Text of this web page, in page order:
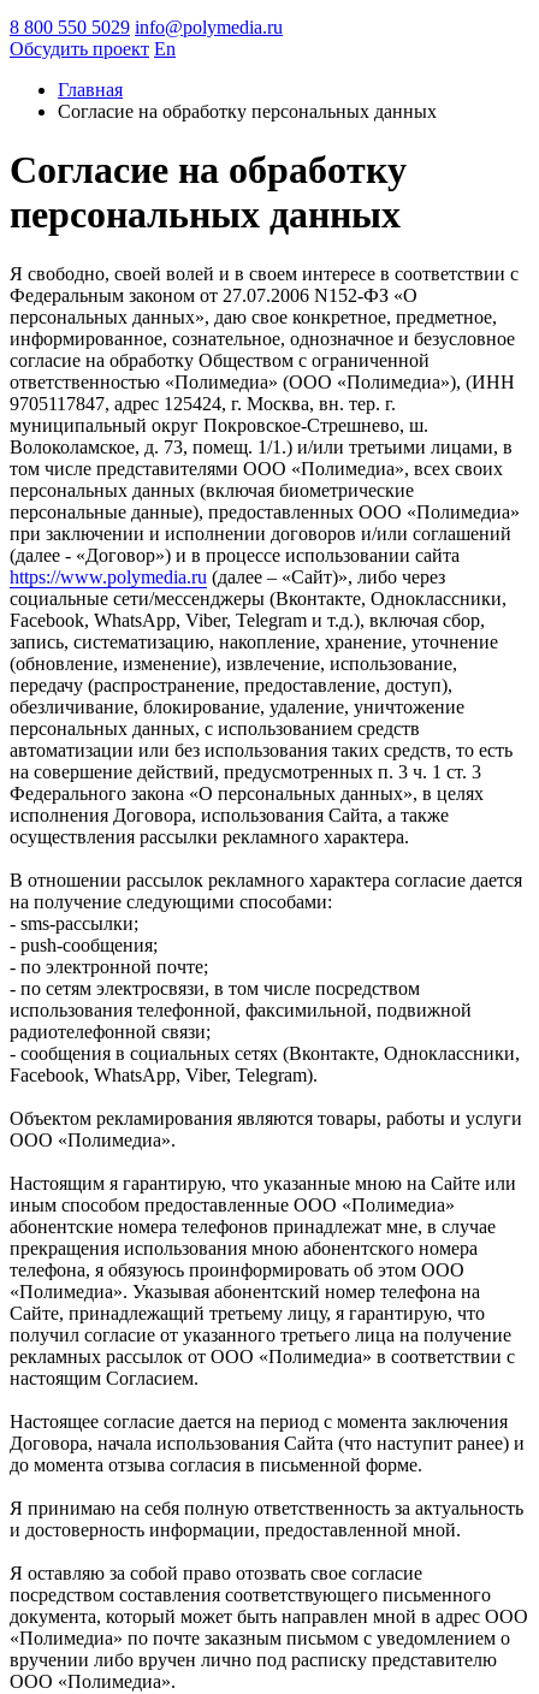
8 800 550 5029 info@polymedia.ru
Обсудить проект En
Главная
Согласие на обработку персональных данных
Согласие на обработку
персональных данных
Я свободно, своей волей и в своем интересе в соответствии с
Федеральным законом от 27.07.2006 N152-ФЗ «О
персональных данных», даю свое конкретное, предметное,
информированное, сознательное, однозначное и безусловное
согласие на обработку Обществом с ограниченной
ответственностью «Полимедиа» (ООО «Полимедиа»), (ИНН
9705117847, адрес 125424, г. Москва, вн. тер. г.
муниципальный округ Покровское-Стрешнево, ш.
Волоколамское, д. 73, помещ. 1/1.) и/или третьими лицами, в
том числе представителями ООО «Полимедиа», всех своих
персональных данных (включая биометрические
персональные данные), предоставленных ООО «Полимедиа»
при заключении и исполнении договоров и/или соглашений
(далее - «Договор») и в процессе использовании сайта
https://www.polymedia.ru (далее – «Сайт)», либо через
социальные сети/мессенджеры (Вконтакте, Одноклассники,
Facebook, WhatsApp, Viber, Telegram и т.д.), включая сбор,
запись, систематизацию, накопление, хранение, уточнение
(обновление, изменение), извлечение, использование,
передачу (распространение, предоставление, доступ),
обезличивание, блокирование, удаление, уничтожение
персональных данных, с использованием средств
автоматизации или без использования таких средств, то есть
на совершение действий, предусмотренных п. 3 ч. 1 ст. 3
Федерального закона «О персональных данных», в целях
исполнения Договора, использования Сайта, а также
осуществления рассылки рекламного характера.
В отношении рассылок рекламного характера согласие дается
на получение следующими способами:
- sms-рассылки;
- push-сообщения;
- по электронной почте;
- по сетям электросвязи, в том числе посредством
использования телефонной, факсимильной, подвижной
радиотелефонной связи;
- сообщения в социальных сетях (Вконтакте, Одноклассники,
Facebook, WhatsApp, Viber, Telegram).
Объектом рекламирования являются товары, работы и услуги
ООО «Полимедиа».
Настоящим я гарантирую, что указанные мною на Сайте или
иным способом предоставленные ООО «Полимедиа»
абонентские номера телефонов принадлежат мне, в случае
прекращения использования мною абонентского номера
телефона, я обязуюсь проинформировать об этом ООО
«Полимедиа». Указывая абонентский номер телефона на
Сайте, принадлежащий третьему лицу, я гарантирую, что
получил согласие от указанного третьего лица на получение
рекламных рассылок от ООО «Полимедиа» в соответствии с
настоящим Согласием.
Настоящее согласие дается на период с момента заключения
Договора, начала использования Сайта (что наступит ранее) и
до момента отзыва согласия в письменной форме.
Я принимаю на себя полную ответственность за актуальность
и достоверность информации, предоставленной мной.
Я оставляю за собой право отозвать свое согласие
посредством составления соответствующего письменного
документа, который может быть направлен мной в адрес ООО
«Полимедиа» по почте заказным письмом с уведомлением о
вручении либо вручен лично под расписку представителю
ООО «Полимедиа».